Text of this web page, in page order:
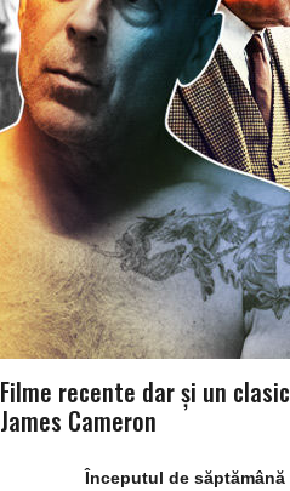
Filme recente dar şi un
James Cameron
Începutul de